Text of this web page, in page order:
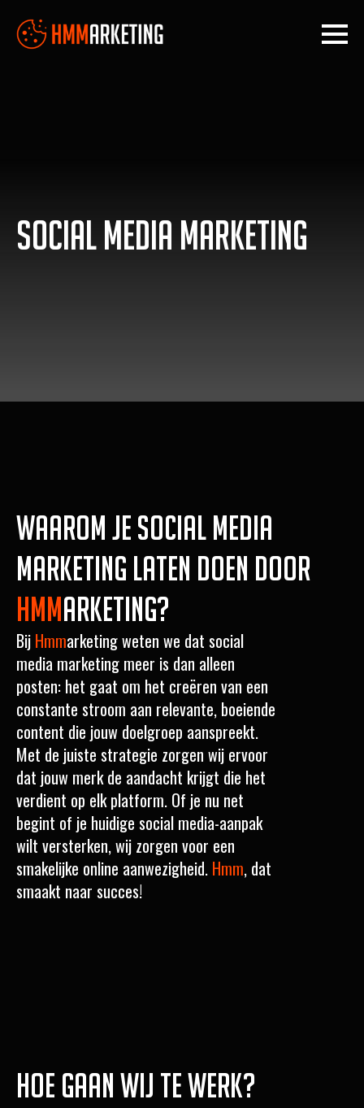
Social media marketing
Waarom je Social media
marketing laten doen door
Hmmarketing?
Bij Hmmarketing weten we dat social
media marketing meer is dan alleen
posten: het gaat om het creëren van een
constante stroom aan relevante, boeiende
content die jouw doelgroep aanspreekt.
Met de juiste strategie zorgen wij ervoor
dat jouw merk de aandacht krijgt die het
verdient op elk platform. Of je nu net
begint of je huidige social media-aanpak
wilt versterken, wij zorgen voor een
smakelijke online aanwezigheid. Hmm, dat
smaakt naar succes!
Hoe gaan wij te werk?